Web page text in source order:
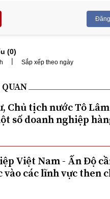
(0)
| Sắp xếp theo ngày
Chủ tịch nước Tô
số doanh nghiệp
Việt Nam - Ấn Độ
vào các lĩnh vực then